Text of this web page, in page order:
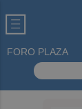
FORO PLAZA